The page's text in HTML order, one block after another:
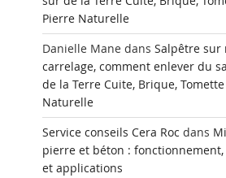
Pierre Naturelle
Danielle Manedans Salpêtre sur
carrelage, comment enlever du
de la Terre Cuite, Brique,
Naturelle
Service conseils Cera Roc dans
pierre et béton : fonctionnement,
et applications